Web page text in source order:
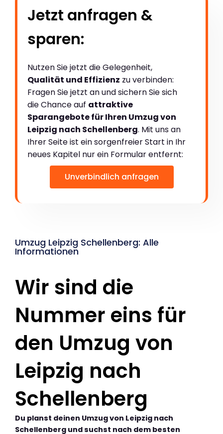
Jetzt anfragen &
sparen:
Nutzen Sie jetzt die Gelegenheit,
Qualität und Effizienz zu verbinden:
Fragen Sie jetzt an und sichern Sie sich
die Chance auf attraktive
Sparangebote für Ihren Umzug von
Leipzig nach Schellenberg. Mit uns an
Ihrer Seite ist ein sorgenfreier Start in Ihr
neues Kapitel nur ein Formular entfernt:
Unverbindlich anfragen
Umzug Leipzig Schellenberg: Alle
Informationen
Wir sind die
Nummer eins für
den Umzug von
Leipzig nach
Schellenberg
Du planst deinen Umzug von Leipzig nach
Schellenberg und suchst nach dem besten